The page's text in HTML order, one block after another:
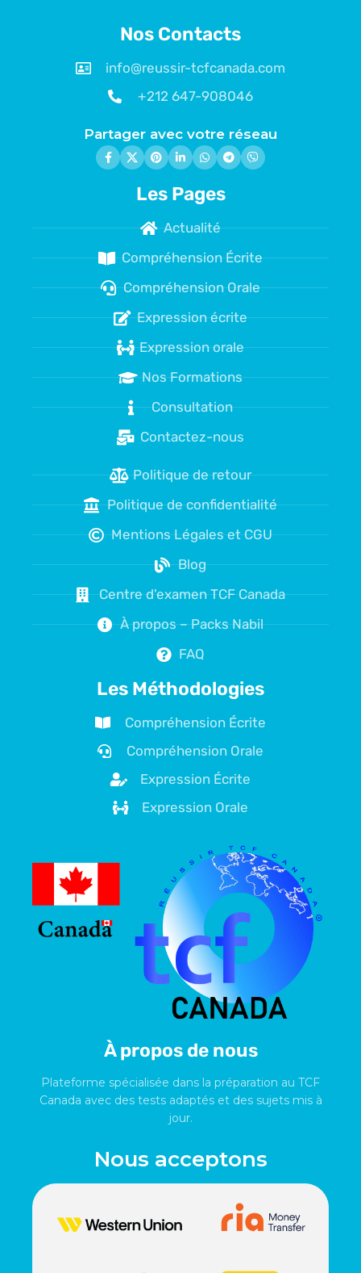
Nos Contacts
info@reussir-tcfcanada.com
+212 647-908046
Partager avec votre réseau
Les Pages
Actualité
Compréhension Écrite
Compréhension Orale
Expression écrite
Expression orale
Nos Formations
Consultation
Contactez-nous
Politique de retour
Politique de confidentialité
Mentions Légales et CGU
Blog
Centre d'examen TCF Canada
À propos – Packs Nabil
FAQ
Les Méthodologies
Compréhension Écrite
Compréhension Orale
Expression Écrite
Expression Orale
À propos de nous
Plateforme spécialisée dans la préparation au TCF
Canada avec des tests adaptés et des sujets mis à
jour.
Nous acceptons